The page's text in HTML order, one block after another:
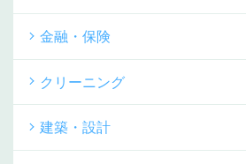
金融・保険
クリーニング
建築・設計